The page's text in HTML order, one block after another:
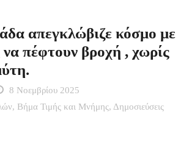
απεγκλώβιζε κόσμο με
να πέφτουν βροχή , χωρίς
8 Νοεμβρίου 2025
, Βήμα Τιμής και Μνήμης, Δημοσιεύσεις